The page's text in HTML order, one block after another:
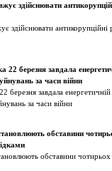
здійснювати
здійснювати антикорупційні
22 березня завдала
за часи війни
березня завдала
за часи війни
обставини
обставини чотирьох